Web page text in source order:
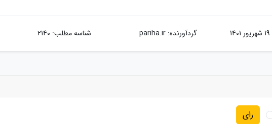
19 شهریور 1401 گردآورنده:pariha.ir شناسه مطلب: 2140
رای